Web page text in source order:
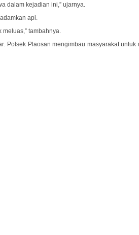
dalam kejadian ini,” ujarnya.
api.
tambahnya.
Plaosan mengimbau masyarakat untuk